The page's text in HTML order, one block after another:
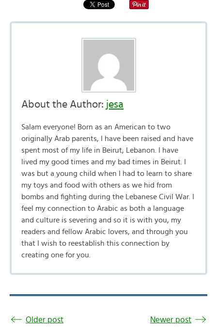
About the Author: jesa
Salam everyone! Born as an American to two
originally Arab parents, I have been raised and have
spent most of my life in Beirut, Lebanon. I have
lived my good times and my bad times in Beirut. I
was but a young child when I had to learn to share
my toys and food with others as we hid from
bombs and fighting during the Lebanese Civil War. I
feel my connection to Arabic as both a language
and culture is severing and so it is with you, my
readers and fellow Arabic lovers, and through you
that I wish to reestablish this connection by
creating one for you.
Older post Newer post